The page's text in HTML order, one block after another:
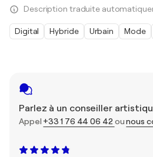
Parlez à un conseiller
Appel +33 1 76 44 06 42 ounous
Description traduite
Digital Hybride Urbain Mode